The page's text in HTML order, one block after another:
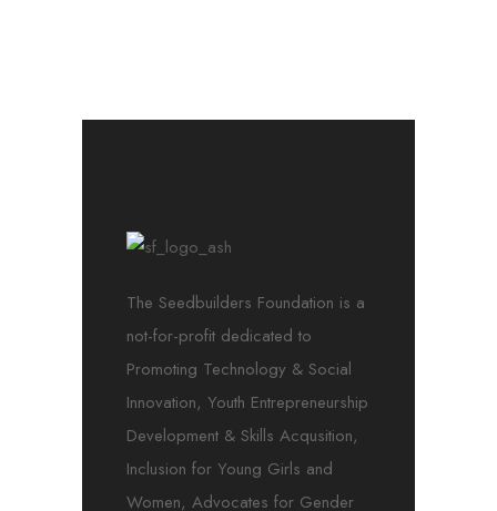
The Seedbuilders Foundation is a
not-for-profit dedicated to
Promoting Technology & Social
Innovation, Youth Entrepreneurship
Development & Skills Acqusition,
Inclusion for Young Girls and
Women, Advocates for Gender